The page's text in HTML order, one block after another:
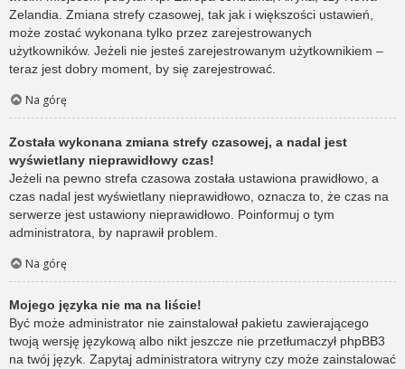
Zelandia. Zmiana strefy czasowej, tak jak i większości ustawień,
może zostać wykonana tylko przez zarejestrowanych
użytkowników. Jeżeli nie jesteś zarejestrowanym użytkownikiem –
teraz jest dobry moment, by się zarejestrować.
Na górę
Została wykonana zmiana strefy czasowej, a nadal jest
wyświetlany nieprawidłowy czas!
Jeżeli na pewno strefa czasowa została ustawiona prawidłowo, a
czas nadal jest wyświetlany nieprawidłowo, oznacza to, że czas na
serwerze jest ustawiony nieprawidłowo. Poinformuj o tym
administratora, by naprawił problem.
Na górę
Mojego języka nie ma na liście!
Być może administrator nie zainstalował pakietu zawierającego
twoją wersję językową albo nikt jeszcze nie przetłumaczył phpBB3
na twój język. Zapytaj administratora witryny czy może zainstalować